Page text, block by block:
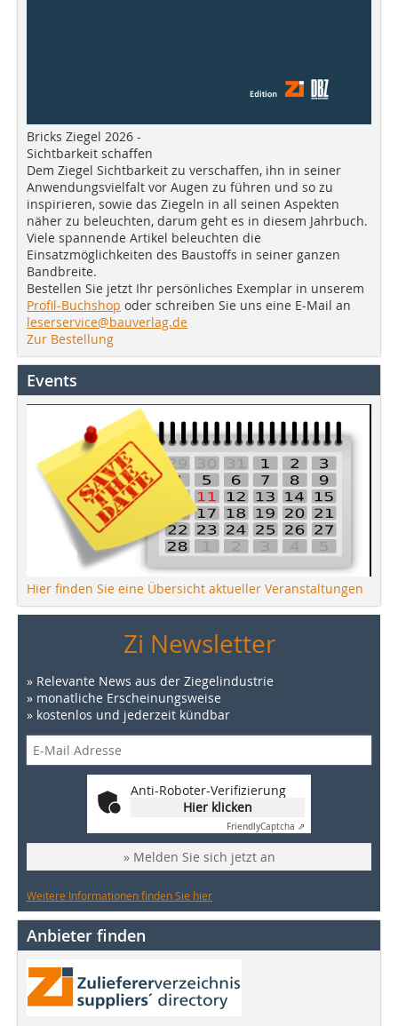
Bricks Ziegel 2026 -
Sichtbarkeit schaffen
Dem Ziegel Sichtbarkeit zu verschaffen, ihn in seiner
Anwendungsvielfalt vor Augen zu führen und so zu
inspirieren, sowie das Ziegeln in all seinen Aspekten
näher zu beleuchten, darum geht es in diesem Jahrbuch.
Viele spannende Artikel beleuchten die
Einsatzmöglichkeiten des Baustoffs in seiner ganzen
Bandbreite.
Bestellen Sie jetzt Ihr persönliches Exemplar in unserem
Profil-Buchshop oder schreiben Sie uns eine E-Mail an
leserservice@bauverlag.de
Zur Bestellung
Events
Hier finden Sie eine Übersicht aktueller Veranstaltungen
Zi Newsletter
» Relevante News aus der Ziegelindustrie
» monatliche Erscheinungsweise
» kostenlos und jederzeit kündbar
Anti-Roboter-Verifizierung
Hier klicken
FriendlyCaptcha ⇗
» Melden Sie sich jetzt an
Weitere Informationen finden Sie hier
Anbieter finden